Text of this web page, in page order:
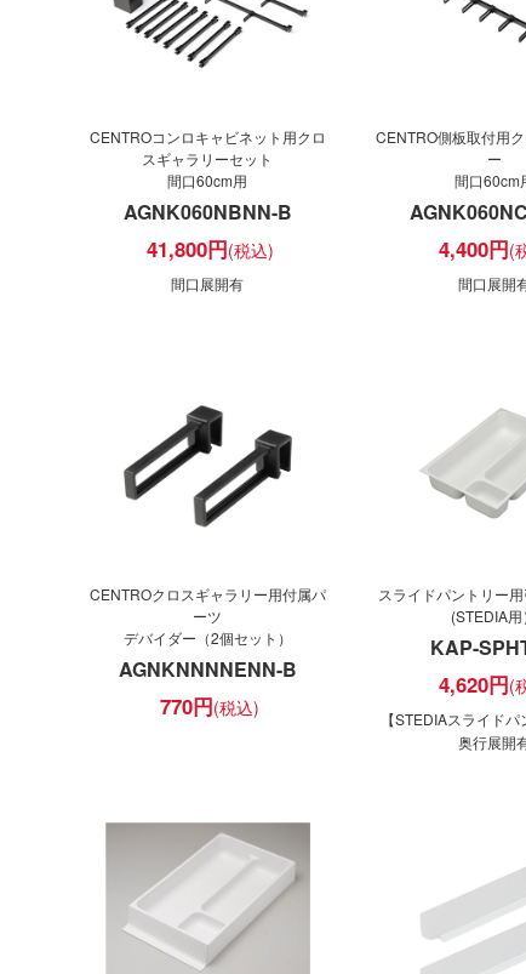
CENTROコンロキャビネット用クロ
スギャラリーセット
間口60cm用
AGNK060NBNN-B
41,800円
間口展開有
CENTRO側板取付用
ー
間口60cm
4,400円
間口展開
CENTROクロスギャラリー用付属パ
ーツ
デバイダー（2個セット）
AGNKNNNNENN-B
770円
スライドパントリー
(STEDIA用
KAP-
4,620円
【STEDIAスライドパ
奥行展開